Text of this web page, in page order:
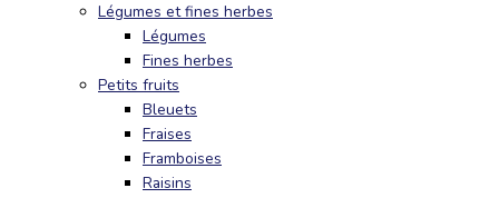
Légumes et fines herbes
Légumes
Fines herbes
Petits fruits
Bleuets
Fraises
Framboises
Raisins